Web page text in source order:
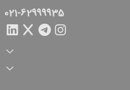
021-62999935